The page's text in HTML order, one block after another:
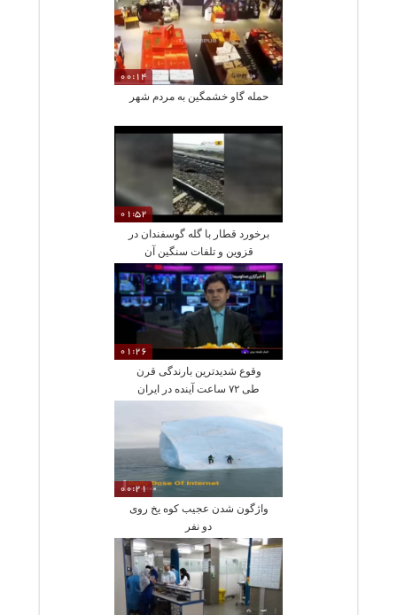
00:14
حمله گاو خشمگین به مردم شهر
01:52
برخورد قطار با گله گوسفندان در
قزوین و تلفات سنگین آن
01:26
وقوع شدیدترین بارندگی قرن
طی ۷۲ ساعت آینده در ایران
00:21
واژگون شدن عجیب کوه یخ روی
دو نفر